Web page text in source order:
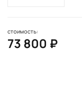
стоимость:
73 800 ₽